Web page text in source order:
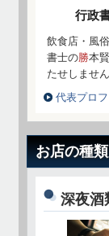
行政
飲食店・風
書士の勝本
たせしませ
代表プロ
お店の種
深夜酒